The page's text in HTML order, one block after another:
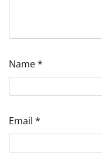
Name*
Email *